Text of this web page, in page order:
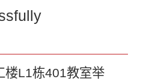
楼L1栋401教室举